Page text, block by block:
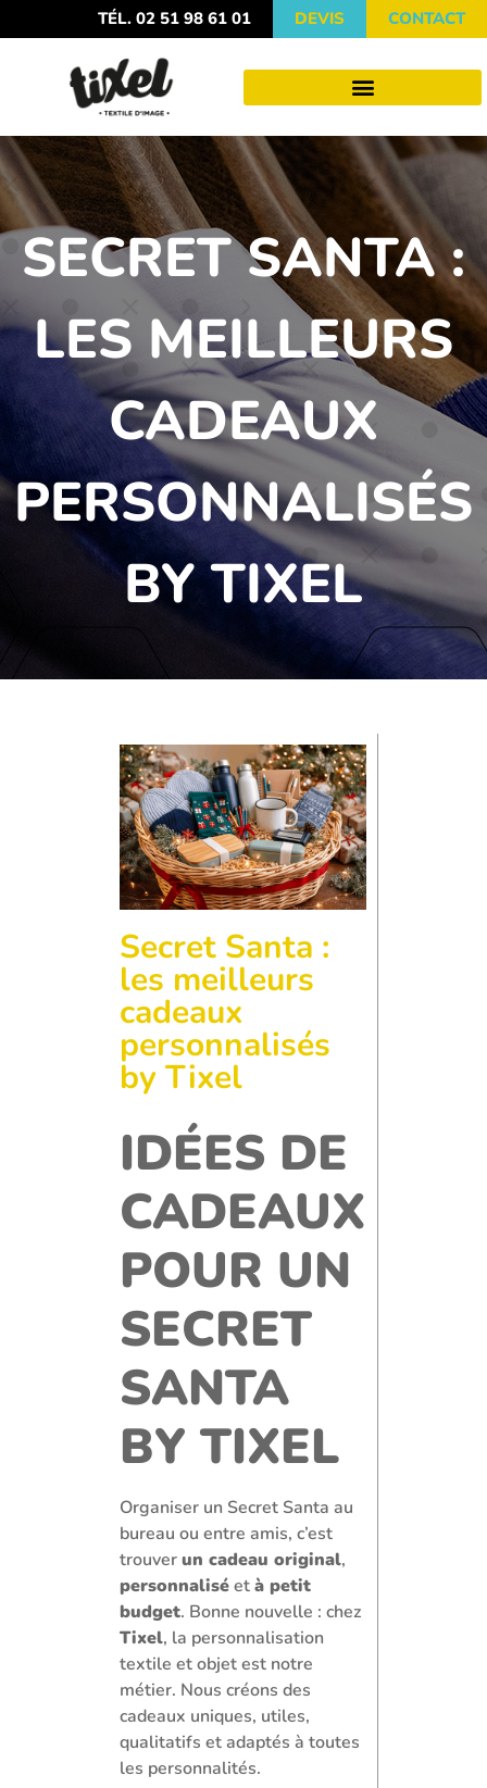
TÉL. 02 51 98 61 01 DEVIS CONTACT
SECRET SANTA :
LES MEILLEURS
CADEAUX
PERSONNALISÉS
BY TIXEL
Secret Santa :
les meilleurs
cadeaux
personnalisés
by Tixel
IDÉES DE
CADEAUX
POUR UN
SECRET
SANTA
BY TIXEL
Organiser un Secret Santa au
bureau ou entre amis, c’est
trouverun cadeau original,
personnaliséetà petit
budget. Bonne nouvelle : chez
Tixel, la personnalisation
textile et objet est notre
métier. Nous créons des
cadeaux uniques, utiles,
qualitatifs et adaptés à toutes
les personnalités.